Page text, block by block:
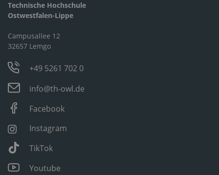
Technische Hochschule
Ostwestfalen-Lippe
Campusallee 12
32657 Lemgo
+49 5261 702 0
info@th-owl.de
Facebook
Instagram
TikTok
Youtube